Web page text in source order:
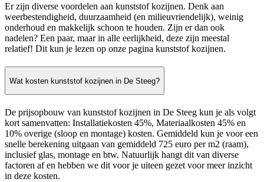
Er zijn diverse voordelen aan kunststof kozijnen. Denk aan
weerbestendigheid, duurzaamheid (en milieuvriendelijk), weinig
onderhoud en makkelijk schoon te houden. Zijn er dan ook
nadelen? Een paar, maar in alle eerlijkheid, deze zijn meestal
relatief! Dit kun je lezen op onze pagina kunststof kozijnen.
Wat kosten kunststof kozijnen in De Steeg?
De prijsopbouw van kunststof kozijnen in De Steeg kun je als volgt
kort samenvatten: Installatiekosten 45%, Materiaalkosten 45% en
10% overige (sloop en montage) kosten. Gemiddeld kun je voor een
snelle berekening uitgaan van gemiddeld 725 euro per m2 (raam),
inclusief glas, montage en btw. Natuurlijk hangt dit van diverse
factoren af en hebben we dit voor je uiteen gezet voor meer inzicht
in deze kosten.